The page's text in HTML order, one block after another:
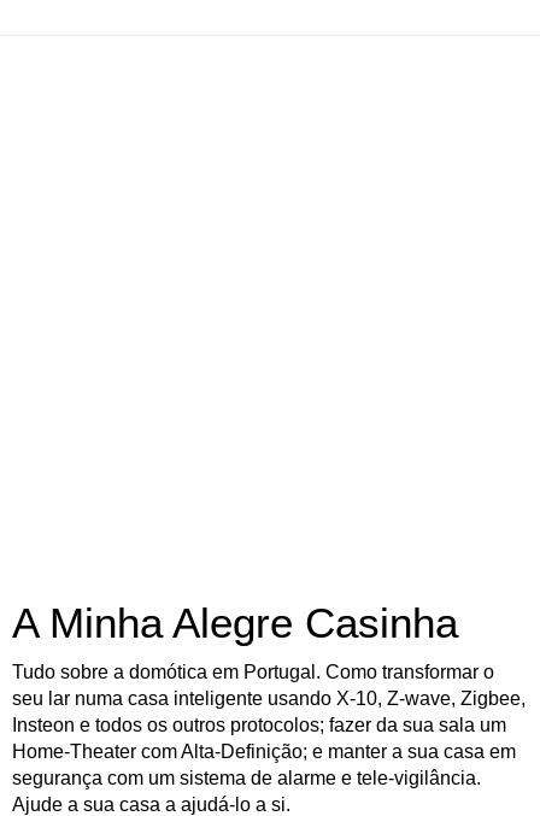
A Minha Alegre Casinha
Tudo sobre a domótica em Portugal. Como transformar o
seu lar numa casa inteligente usando X-10, Z-wave, Zigbee,
Insteon e todos os outros protocolos; fazer da sua sala um
Home-Theater com Alta-Definição; e manter a sua casa em
segurança com um sistema de alarme e tele-vigilância.
Ajude a sua casa a ajudá-lo a si.